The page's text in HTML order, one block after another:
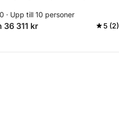
med aperitif,
och snorkling
· Upp till 10 personer
36 311 kr 5 (2)